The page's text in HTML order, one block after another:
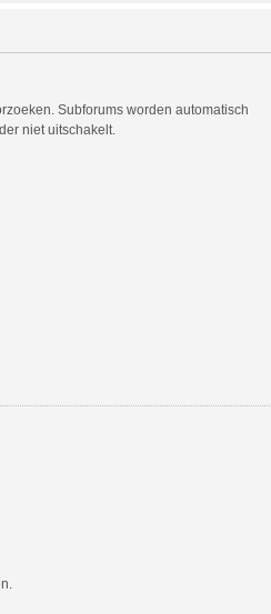
Subforums worden automatisch
niet uitschakelt.